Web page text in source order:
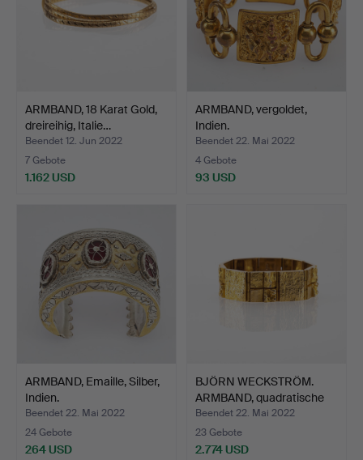
ARMBAND, 18 Karat Gold,
dreireihig, Italie…
Beendet 12. Jun 2022
7 Gebote
1.162 USD
ARMBAND, vergoldet,
Indien.
Beendet 22. Mai 2022
4 Gebote
93 USD
ARMBAND, Emaille, Silber,
Indien.
Beendet 22. Mai 2022
24 Gebote
264 USD
BJÖRN WECKSTRÖM.
ARMBAND, quadratische
For…
Beendet 22. Mai 2022
23 Gebote
2.774 USD